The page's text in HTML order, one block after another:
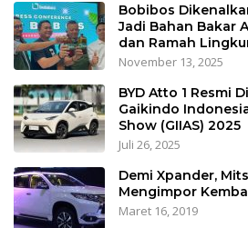
Bobibos
Jadi Bahan Bakar
dan Ramah
November 13, 2025
BYD Atto 1 Resmi
Gaikindo
Show (GIIAS) 2025
Juli 26, 2025
Demi Xpander,
Mengimpor
Maret 16, 2019